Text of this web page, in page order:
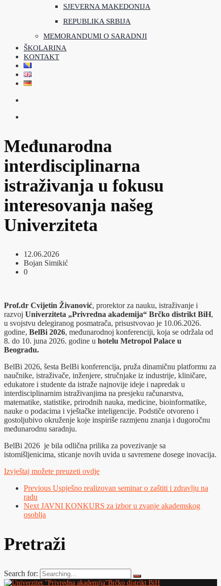
SJEVERNA MAKEDONIJA
REPUBLIKA SRBIJA
MEMORANDUMI O SARADNJI
ŠKOLARINA
KONTAKT
Međunarodna
interdisciplinarna
istraživanja u fokusu
interesovanja našeg
Univerziteta
12.06.2026
Bojan Simikić
0
Prof.dr Cvijetin Živanović, prorektor za nauku, istraživanje i
razvoj Univerziteta „Privredna akademija“ Brčko distrikt BiH,
u svojstvu delegiranog posmatrača, prisustvovao je 10.06.2026.
godine, BelBi 2026, međunarodnoj konferenciji, koja se održala od
8. do 10. juna 2026. godine u hotelu Metropol Palace u
Beogradu.
BelBi 2026, šesta BelBi konferencija, pruža dinamičnu platformu za
naučnike, istraživače, inženjere, stručnjake iz industrije, kliničare,
edukatore i studente da istraže najnovije ideje i napredak u
interdisciplinarnim istraživanjima na presjeku računarstva,
matematike, statistike, prirodnih nauka, medicine, bioinformatike,
nauke o podacima i vještačke inteligencije. Podstiče otvoreno i
gostoljubivo okruženje koje inspiriše razmjenu znanja i dugoročnu
međunarodnu saradnju.
BelBi 2026 je bila odlična prilika za povezivanje sa
istomišljenicima, sticanje novih uvida u savremene dosege inovacija.
Izvještaj možete preuzeti ovdje
Previous Uspješno realizovan seminar o zaštiti i zdravlju na
radu
Next JAVNI KONKURS za izbor u zvanje akademskog
osoblja
Pretraži
Search for: